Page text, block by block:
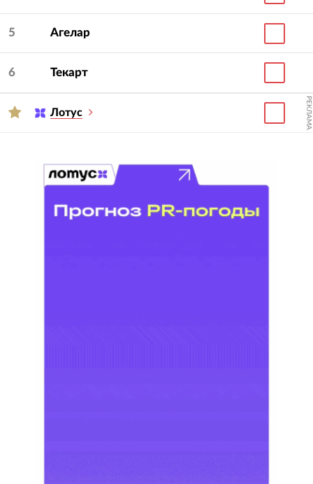
5 Агелар
6 Текарт
Лотус РЕКЛАМА